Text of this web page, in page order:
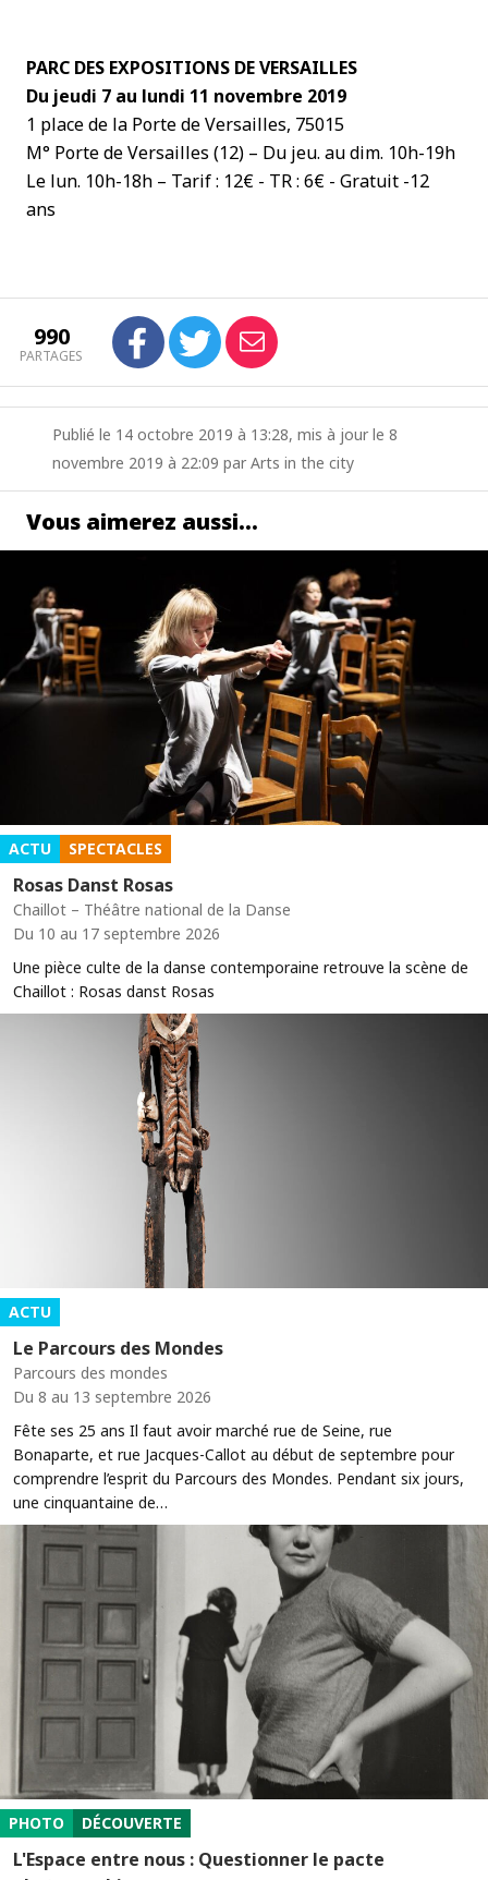
PARC DES EXPOSITIONS DE VERSAILLES
Du jeudi 7 au lundi 11 novembre 2019
1 place de la Porte de Versailles, 75015
M° Porte de Versailles (12) – Du jeu. au dim. 10h-19h
Le lun. 10h-18h – Tarif : 12€ - TR : 6€ - Gratuit -12
ans
990
PARTAGES
Publié le 14 octobre 2019 à 13:28, mis à jour le 8
novembre 2019 à 22:09 par Arts in the city
Vous aimerez aussi…
ACTU SPECTACLES
Rosas Danst Rosas
Chaillot – Théâtre national de la Danse
Du 10 au 17 septembre 2026
Une pièce culte de la danse contemporaine retrouve la scène de
Chaillot : Rosas danst Rosas
ACTU
Le Parcours des Mondes
Parcours des mondes
Du 8 au 13 septembre 2026
Fête ses 25 ans Il faut avoir marché rue de Seine, rue
Bonaparte, et rue Jacques-Callot au début de septembre pour
comprendre l’esprit du Parcours des Mondes. Pendant six jours,
une cinquantaine de…
PHOTO DÉCOUVERTE
L'Espace entre nous : Questionner le pacte